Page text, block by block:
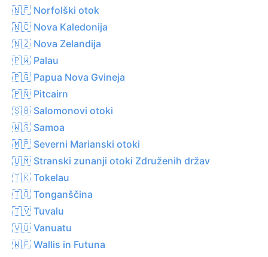
🇳🇫 Norfolški otok
🇳🇨 Nova Kaledonija
🇳🇿 Nova Zelandija
🇵🇼 Palau
🇵🇬 Papua Nova Gvineja
🇵🇳 Pitcairn
🇸🇧 Salomonovi otoki
🇼🇸 Samoa
🇲🇵 Severni Marianski otoki
🇺🇲 Stranski zunanji otoki Združenih držav
🇹🇰 Tokelau
🇹🇴 Tonganščina
🇹🇻 Tuvalu
🇻🇺 Vanuatu
🇼🇫 Wallis in Futuna